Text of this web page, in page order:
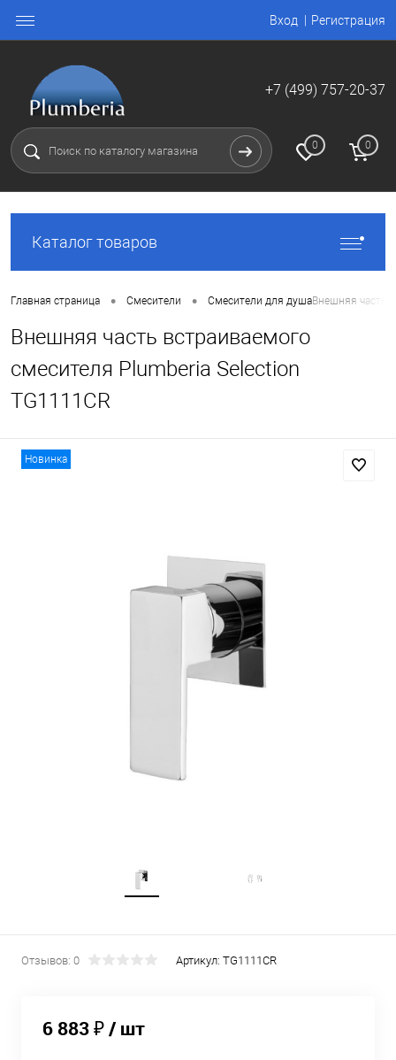
Вход Регистрация
+7 (499) 757-20-37
0 0
Каталог товаров
Главная страница • Смесители • Смесители для душаВнешняя часть
Внешняя часть встраиваемого
смесителя Plumberia Selection
TG1111CR
Новинка
Отзывов: 0 Артикул: TG1111CR
6 883 ₽/ шт